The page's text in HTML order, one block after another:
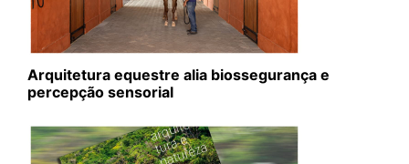
Arquitetura equestre alia biossegurança e
percepção sensorial